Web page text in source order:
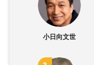
小日向文世